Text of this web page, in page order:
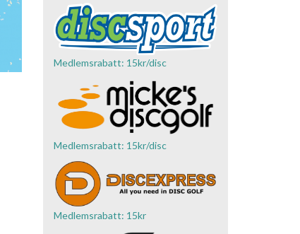
Medlemsrabatt: 15kr/disc
Medlemsrabatt: 15kr/disc
Medlemsrabatt: 15kr